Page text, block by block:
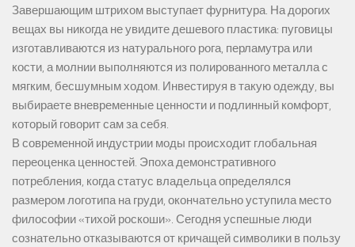
Завершающим штрихом выступает фурнитура. На дорогих
вещах вы никогда не увидите дешевого пластика: пуговицы
изготавливаются из натурального рога, перламутра или
кости, а молнии выполняются из полированного металла с
мягким, бесшумным ходом. Инвестируя в такую одежду, вы
выбираете вневременные ценности и подлинный комфорт,
который говорит сам за себя.
В современной индустрии моды происходит глобальная
переоценка ценностей. Эпоха демонстративного
потребления, когда статус владельца определялся
размером логотипа на груди, окончательно уступила место
философии «тихой роскоши». Сегодня успешные люди
сознательно отказываются от кричащей символики в пользу